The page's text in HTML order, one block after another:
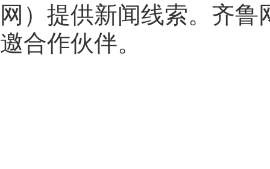
网 ）提供新闻线索。齐鲁
邀合作伙伴。